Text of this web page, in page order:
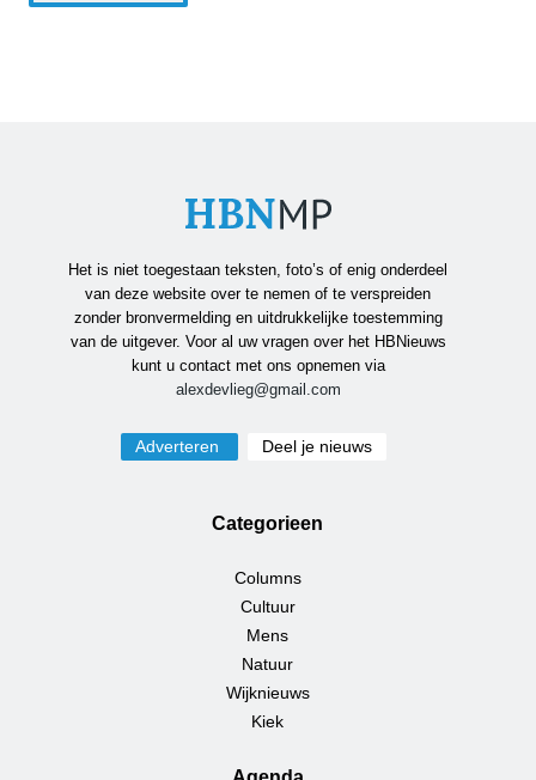
Het is niet toegestaan teksten, foto’s of enig onderdeel
van deze website over te nemen of te verspreiden
zonder bronvermelding en uitdrukkelijke toestemming
van de uitgever. Voor al uw vragen over het HBNieuws
kunt u contact met ons opnemen via
alexdevlieg@gmail.com
Adverteren Deel je nieuws
Categorieen
Columns
Cultuur
Mens
Natuur
Wijknieuws
Kiek